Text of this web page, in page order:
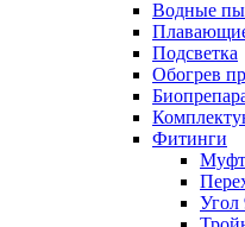
Водные
Подсветка
Обогрев
Фитинги
Угол